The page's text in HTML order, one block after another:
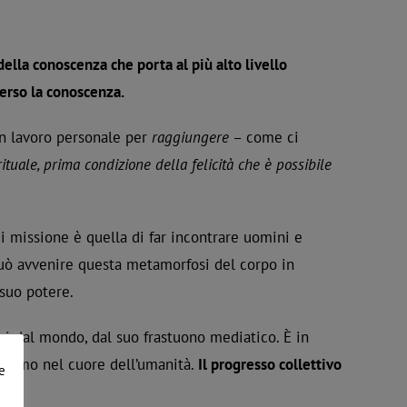
conoscenza che porta al più alto livello
la conoscenza.
lavoro personale per raggiungere – come ci
prima condizione della felicità che è possibile
missione è quella di far incontrare uomini e
avvenire questa metamorfosi del corpo in
potere.
dal mondo, dal suo frastuono mediatico. È in
nel cuore dell’umanità. Il progresso collettivo